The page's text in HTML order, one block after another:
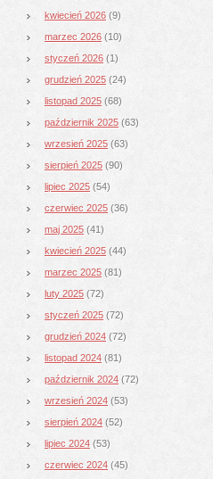
kwiecień 2026 (9)
marzec 2026 (10)
styczeń 2026 (1)
grudzień 2025 (24)
listopad 2025 (68)
październik 2025 (63)
wrzesień 2025 (63)
sierpień 2025 (90)
lipiec 2025 (54)
czerwiec 2025 (36)
maj 2025 (41)
kwiecień 2025 (44)
marzec 2025 (81)
luty 2025 (72)
styczeń 2025 (72)
grudzień 2024 (72)
listopad 2024 (81)
październik 2024 (72)
wrzesień 2024 (53)
sierpień 2024 (52)
lipiec 2024 (53)
czerwiec 2024 (45)